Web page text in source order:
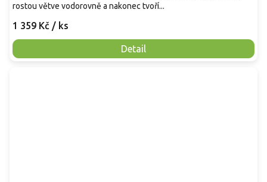
1 359 Kč / ks
Detail
rostou větve vodorovně a nakonec tvoří...